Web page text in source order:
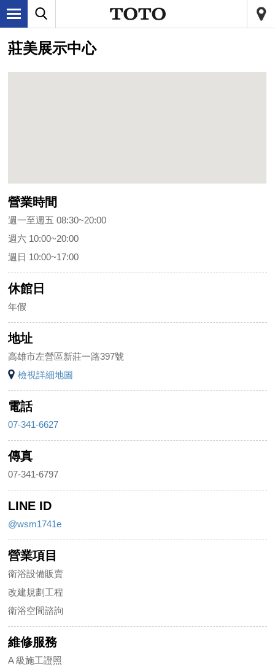
莊美展示中心
營業時間
週一至週五 08:30~20:00
週六 10:00~20:00
週日 10:00~17:00
休館日
年假
地址
高雄市左營區新莊一路397號
檢視詳細地圖
電話
07-341-6627
傳真
07-341-6797
LINE ID
@wsm1741e
營業項目
衛浴設備販賣
改建規劃工程
衛浴空間諮詢
維修服務
A 級施工證照